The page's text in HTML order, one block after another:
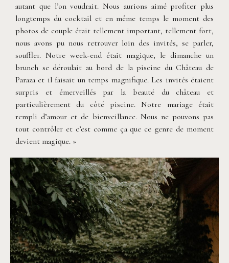
autant que l’on voudrait. Nous aurions aimé profiter plus
longtemps du cocktail et en même temps le moment des
photos de couple était tellement important, tellement fort,
nous avons pu nous retrouver loin des invités, se parler,
souffler. Notre week-end était magique, le dimanche un
brunch se déroulait au bord de la piscine du Château de
Paraza et il faisait un temps magnifique. Les invités étaient
surpris et émerveillés par la beauté du château et
particulièrement du côté piscine. Notre mariage était
rempli d’amour et de bienveillance. Nous ne pouvons pas
tout contrôler et c’est comme ça que ce genre de moment
devient magique. »